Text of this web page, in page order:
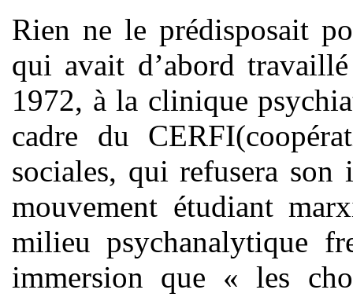
Rien ne le prédisposait
qui avait d’abord
1972, à la clinique
cadre du
sociales, qui refusera son
mouvement étudiant
milieu psychanalytique
immersion que « les